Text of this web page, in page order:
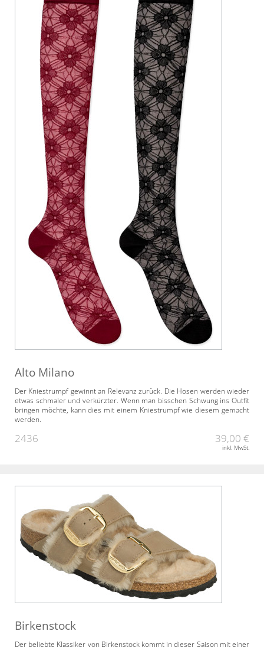
Alto Milano
Der Kniestrumpf gewinnt an Relevanz zurück. Die Hosen werden wieder
etwas schmaler und verkürzter. Wenn man bisschen Schwung ins Outfit
bringen möchte, kann dies mit einem Kniestrumpf wie diesem gemacht
werden.
2436 39,00 €
inkl. MwSt.
Birkenstock
Der beliebte Klassiker von Birkenstock kommt in dieser Saison mit einer